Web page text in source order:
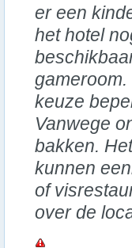
er een
het hotel
keuze
Vanwege
bakken.
kunnen
of
over de